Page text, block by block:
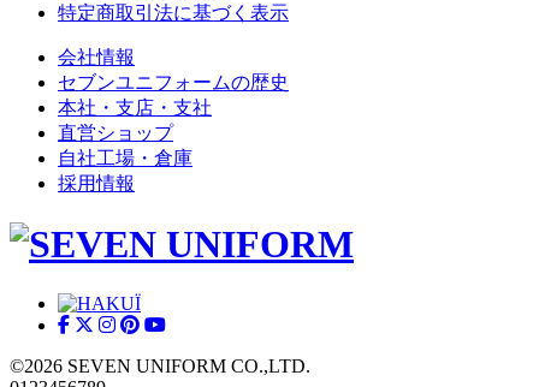
特定商取引法に基づく表示
会社情報
セブンユニフォームの歴史
本社・支店・支社
直営ショップ
自社工場・倉庫
採用情報
©2026 SEVEN UNIFORM CO.,LTD.